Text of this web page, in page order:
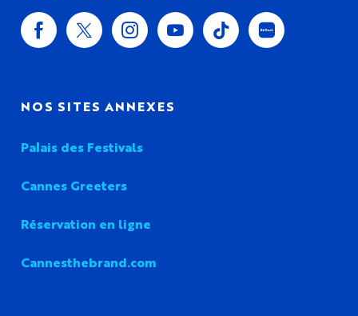
NOS SITES ANNEXES
Palais des Festivals
Cannes Greeters
Réservation en ligne
Cannesthebrand.com